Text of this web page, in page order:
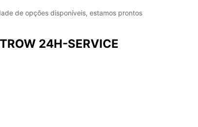
de opções disponíveis, estamos prontos
24H-SERVICE